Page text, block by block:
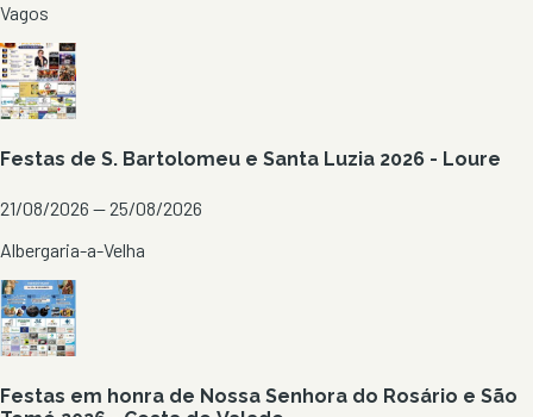
Vagos
Festas de S. Bartolomeu e Santa Luzia 2026 - Loure
21/08/2026 — 25/08/2026
Albergaria-a-Velha
Festas em honra de Nossa Senhora do Rosário e São